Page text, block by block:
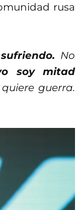
rusa
No
soy mitad
guerra.